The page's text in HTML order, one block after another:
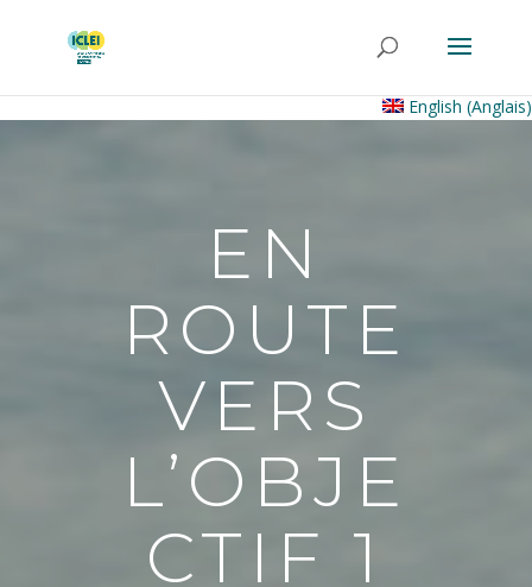
English (Anglais)
EN
ROUTE
VERS
L’OBJE
CTIF 1